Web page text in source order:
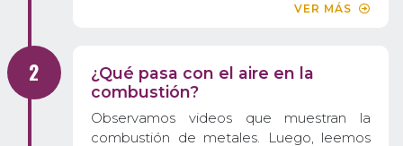
VER MÁS
¿Qué pasa con el aire en la
combustión?
Observamos videos que muestran la
combustión de metales. Luego, leemos